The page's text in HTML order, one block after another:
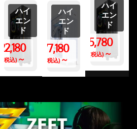
ハイ
エン
ド
422,180
(税込) ～
ハイ
エン
ド
477,180
(税込) ～
ハイ
エン
ド
615,780
(税込) ～